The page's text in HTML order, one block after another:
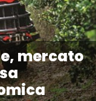
mercato